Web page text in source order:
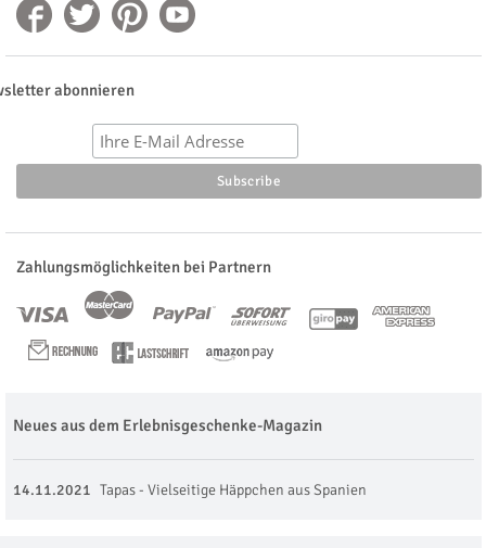
abonnieren
Zahlungsmöglichkeiten bei Partnern
Neues aus dem Erlebnisgeschenke-Magazin
14.11.2021 Tapas - Vielseitige Häppchen aus Spanien